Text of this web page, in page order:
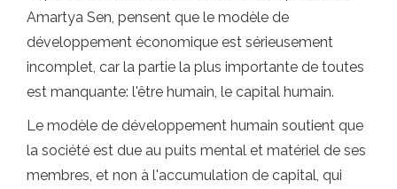
Amartya Sen, pensent que le modèle de
développement économique est sérieusement
incomplet, car la partie la plus importante de toutes
est manquante: l'être humain, le capital humain.
Le modèle de développement humain soutient que
la société est due au puits mental et matériel de ses
membres, et non à l'accumulation de capital, qui